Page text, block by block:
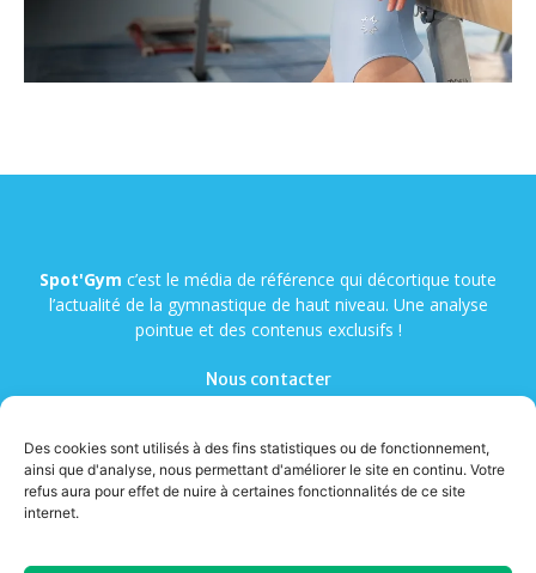
Des cookies sont utilisés à des fins statistiques ou de fonctionnement,
ainsi que d'analyse, nous permettant d'améliorer le site en continu. Votre
refus aura pour effet de nuire à certaines fonctionnalités de ce site
internet.
Spot'Gym c’est le média de référence qui décortique toute
l’actualité de la gymnastique de haut niveau. Une analyse
pointue et des contenus exclusifs !
Nous contacter